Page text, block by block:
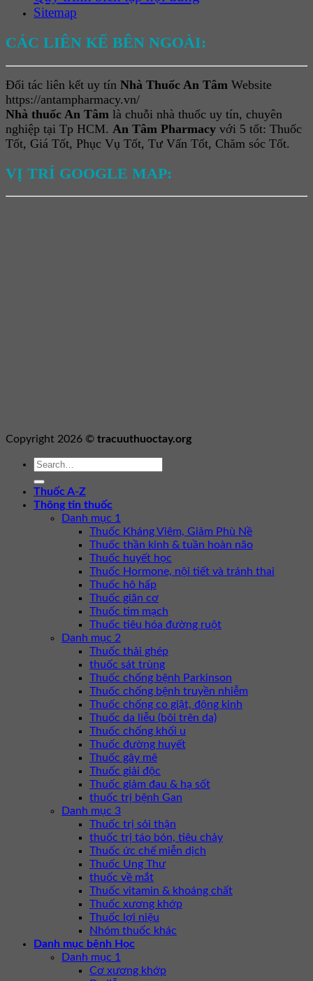
Sitemap
CÁC LIÊN KẾ BÊN NGOÀI:
Đối tác liên kết uy tín Nhà Thuốc An Tâm Website
https://antampharmacy.vn/
Nhà thuốc An Tâm là chuỗi nhà thuốc uy tín, chuyên
nghiệp tại Tp HCM. An Tâm Pharmacy với 5 tốt: Thuốc
Tốt, Giá Tốt, Phục Vụ Tốt, Tư Vấn Tốt, Chăm sóc Tốt.
VỊ TRÍ GOOGLE MAP:
Copyright 2026 © tracuuthuoctay.org
Thuốc A-Z
Thông tin thuốc
Danh mục 1
Thuốc Kháng Viêm, Giảm Phù Nề
Thuốc thần kinh & tuần hoàn não
Thuốc huyết học
Thuốc Hormone, nội tiết và tránh thai
Thuốc hô hấp
Thuốc giãn cơ
Thuốc tim mạch
Thuốc tiêu hóa đường ruột
Danh mục 2
Thuốc thải ghép
thuốc sát trùng
Thuốc chống bệnh Parkinson
Thuốc chống bệnh truyền nhiễm
Thuốc chống co giật, động kinh
Thuốc da liễu (bôi trên da)
Thuốc chống khối u
Thuốc đường huyết
Thuốc gây mê
Thuốc giải độc
Thuốc giảm đau & hạ sốt
thuốc trị bệnh Gan
Danh mục 3
Thuốc trị sỏi thận
thuốc trị táo bón, tiêu chảy
Thuốc ức chế miễn dịch
Thuốc Ung Thư
thuốc về mắt
Thuốc vitamin & khoáng chất
Thuốc xương khớp
Thuốc lợi niệu
Nhóm thuốc khác
Danh mục bệnh Học
Danh mục 1
Cơ xương khớp